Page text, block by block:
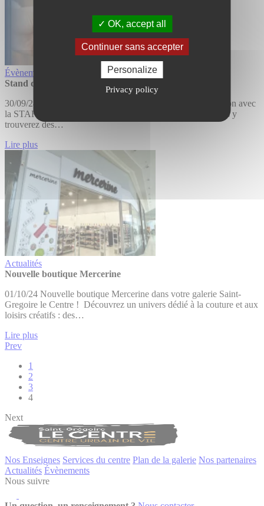
OK, accept all
Continuer sans accepter
Personalize
Privacy policy
Évènements
Stand d’informations – STAR BUS
30/09/24 Ne manquez pas notre stand d'informations en action avec
la STAR Rennes ce vendredi 4 octobre de 12h à 16h ! Vous y
trouverez des…
Lire plus
Actualités
Nouvelle boutique Mercerine
01/10/24 Nouvelle boutique Mercerine dans votre galerie Saint-
Gregoire le Centre ! Découvrez un univers dédié à la couture et aux
loisirs créatifs : des…
Lire plus
Prev
1
2
3
4
Next
Nos Enseignes Services du centre Plan de la galerie Nos partenaires
Actualités Évènements
Nous suivre